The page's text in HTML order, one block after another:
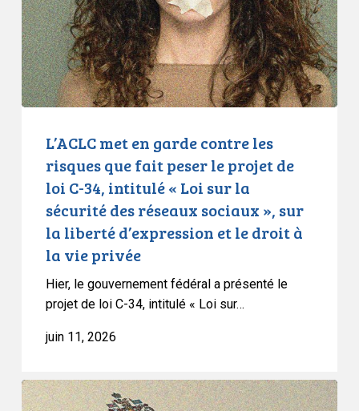
les
risques
que
fait
peser
intitulé
sécurité
réseaux
sociaux
L’ACLC met en garde contre les
risques que fait peser le projet de
loi C-34, intitulé « Loi sur la
sécurité des réseaux sociaux », sur
la liberté d’expression et le droit à
la vie privée
Hier, le gouvernement fédéral a présenté le
projet de loi C-34, intitulé « Loi sur…
juin 11, 2026
L’ACLC